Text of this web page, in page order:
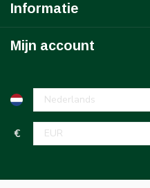
Informatie
Mijn account
€